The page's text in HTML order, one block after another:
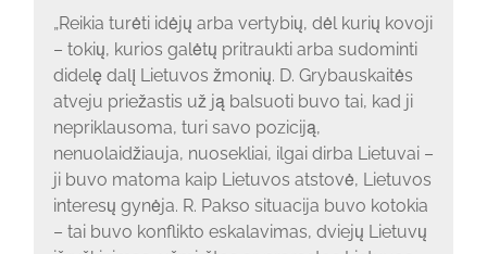
„Reikia turėti idėjų arba vertybių, dėl kurių kovoji
– tokių, kurios galėtų pritraukti arba sudominti
didelę dalį Lietuvos žmonių. D. Grybauskaitės
atveju priežastis už ją balsuoti buvo tai, kad ji
nepriklausoma, turi savo poziciją,
nenuolaidžiauja, nuosekliai, ilgai dirba Lietuvai –
ji buvo matoma kaip Lietuvos atstovė, Lietuvos
interesų gynėja. R. Pakso situacija buvo kotokia
– tai buvo konflikto eskalavimas, dviejų Lietuvų